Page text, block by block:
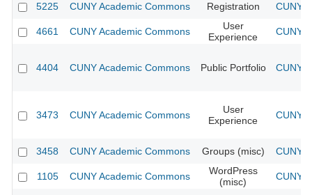
5225 CUNY Academic Commons Registration CUNY
4661 CUNY Academic Commons
User
Experience
CUNY
4404 CUNY Academic Commons Public Portfolio CUNY
3473 CUNY Academic Commons
User
Experience
CUNY
3458 CUNY Academic Commons Groups (misc) CUNY
1105 CUNY Academic Commons
WordPress
(misc)
CUNY